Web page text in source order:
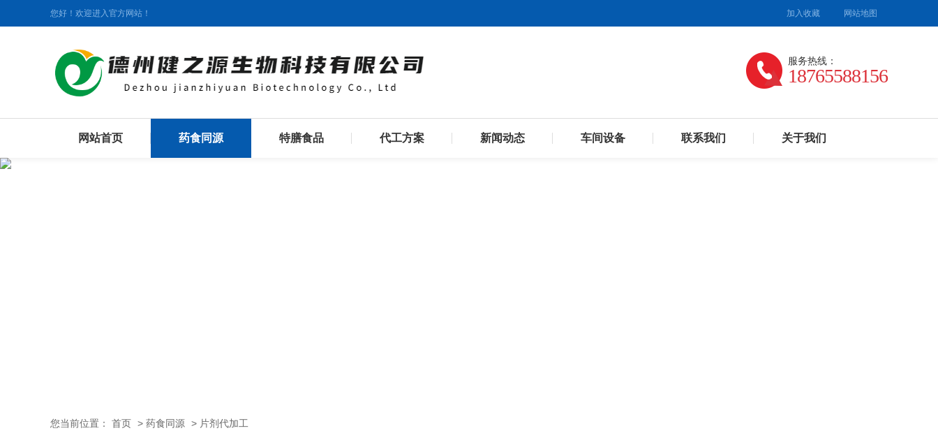
您好！欢迎进入官方网站！ 加入收藏 网站地图
服务热线：
18765588156
网站首页 药食同源 特膳食品 代工方案 新闻动态 车间设备 联系我们 关于我们
您当前位置： 首页 > 药食同源 > 片剂代加工